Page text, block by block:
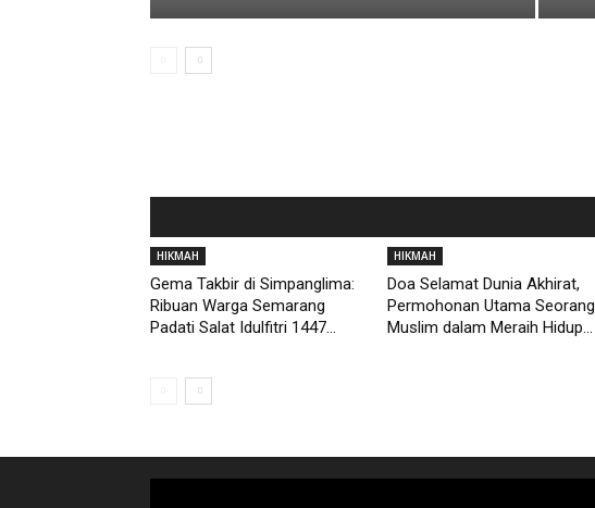
HIKMAH
Gema Takbir di Simpanglima:
Ribuan Warga Semarang
Padati Salat Idulfitri 1447...
HIKMAH
Doa Selamat Dunia Akhirat,
Permohonan Utama Seorang
Muslim dalam Meraih Hidup...